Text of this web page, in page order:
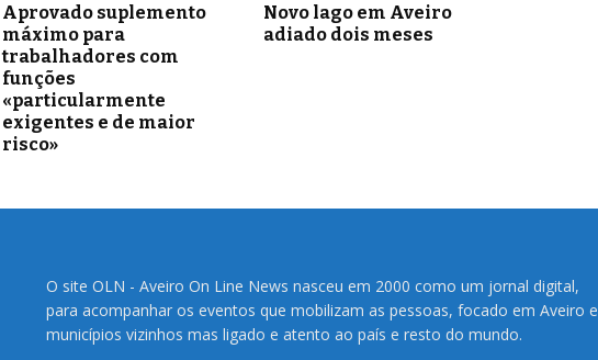
Aprovado suplemento
máximo para
trabalhadores com
funções
«particularmente
exigentes e de maior
risco»
Novo lago em Aveiro
adiado dois meses
O site OLN - Aveiro On Line News nasceu em 2000 como um jornal digital,
para acompanhar os eventos que mobilizam as pessoas, focado em Aveiro e
municípios vizinhos mas ligado e atento ao país e resto do mundo.